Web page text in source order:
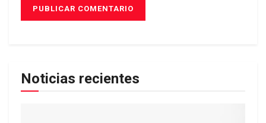
Noticias recientes